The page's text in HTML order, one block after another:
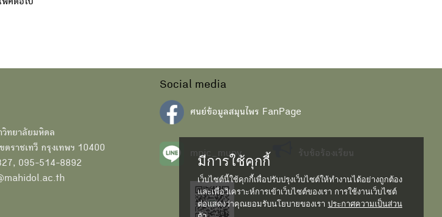
พศต่อไป
ทยาลัยมหิดล
ราชเทวี กรุงเทพฯ 10400
095-514-8892
Social media
ศนย์ข้อมูลสมุนไพร FanPage
mpic_mupy รับข้อร้องเรียน
มีการใช้คุกกี้
เว็บไซต์นี้ใช้คุกกี้เพื่อปรับปรุงเว็บไซต์ให้ทำงานได้อย่างถูกต้อง
และเพื่อวิเคราะห์การเข้าเว็บไซต์ของเรา การใช้งานเว็บไซต์
ต่อแสดงว่าคุณยอมรับนโยบายของเรา ประกาศความเป็นส่วน